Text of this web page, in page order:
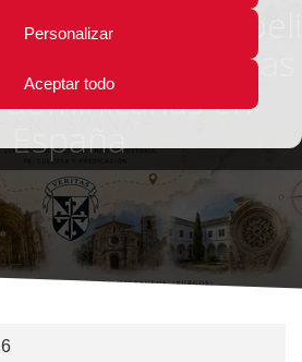
Personalizar
Aceptar todo
de Scala Coeli
recorrido por las
en
España